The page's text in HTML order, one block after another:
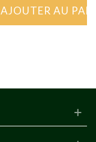
AJOUTER AU